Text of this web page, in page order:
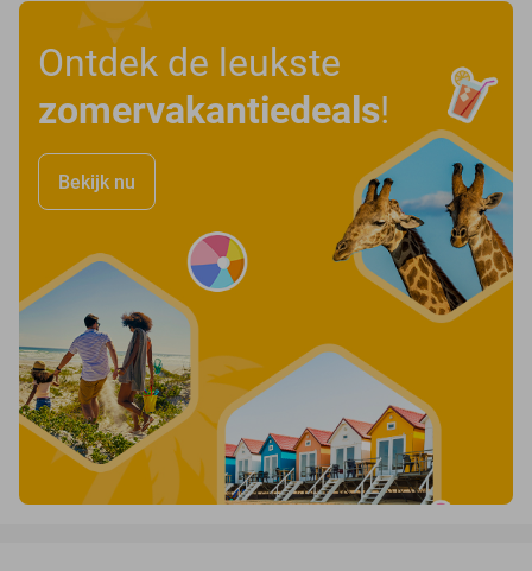
Ontdek de leukste
zomervakantiedeals!
Bekijk nu